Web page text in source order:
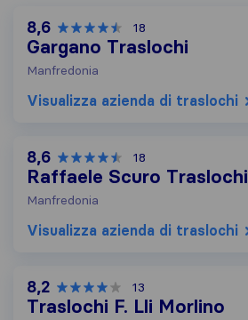
8,6 18
Gargano Traslochi
Manfredonia
Visualizza azienda di traslochi
8,6 18
Raffaele Scuro Traslochi
Manfredonia
Visualizza azienda di traslochi
8,2 13
Traslochi F. Lli Morlino